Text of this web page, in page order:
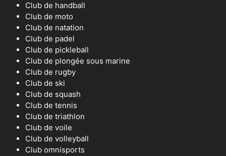
Club de handball
Club de moto
Club de natation
Club de padel
Club de pickleball
Club de plongée sous marine
Club de rugby
Club de ski
Club de squash
Club de tennis
Club de triathlon
Club de voile
Club de volleyball
Club omnisports